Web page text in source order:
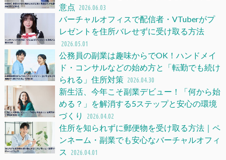
意点 2026.06.03
バーチャルオフィスで配信者・VTuberがプ
レゼントを住所バレせずに受け取る方法
2026.05.01
公務員の副業は趣味からでOK！ハンドメイ
ド・コンサルなどの始め方と「転勤でも続け
られる」住所対策 2026.04.30
新生活、今年こそ副業デビュー！「何から始
める？」を解消する5ステップと安心の環境
づくり
2026.04.02
住所を知られずに郵便物を受け取る方法｜ペ
ンネーム・副業でも安心なバーチャルオフィ
ス
2026.04.01